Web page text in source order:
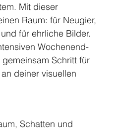
Mit dieser
Raum: für Neugier,
für ehrliche Bilder.
Wochenend-
Schritt für
deiner visuellen
Schatten und